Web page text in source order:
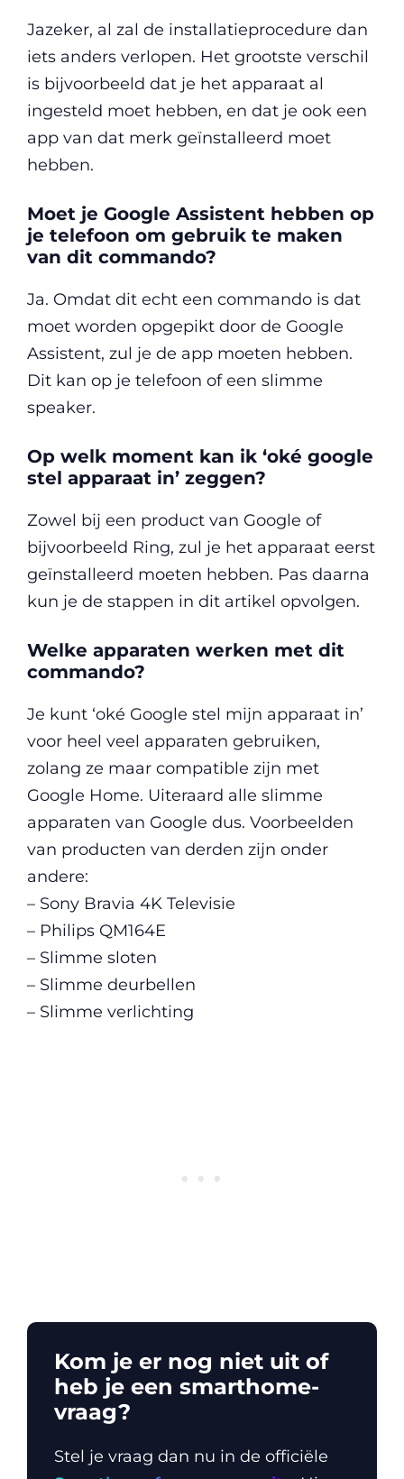
Jazeker, al zal de installatieprocedure dan
iets anders verlopen. Het grootste verschil
is bijvoorbeeld dat je het apparaat al
ingesteld moet hebben, en dat je ook een
app van dat merk geïnstalleerd moet
hebben.
Moet je Google Assistent hebben op
je telefoon om gebruik te maken
van dit commando?
Ja. Omdat dit echt een commando is dat
moet worden opgepikt door de Google
Assistent, zul je de app moeten hebben.
Dit kan op je telefoon of een slimme
speaker.
Op welk moment kan ik ‘oké google
stel apparaat in’ zeggen?
Zowel bij een product van Google of
bijvoorbeeld Ring, zul je het apparaat eerst
geïnstalleerd moeten hebben. Pas daarna
kun je de stappen in dit artikel opvolgen.
Welke apparaten werken met dit
commando?
Je kunt ‘oké Google stel mijn apparaat in’
voor heel veel apparaten gebruiken,
zolang ze maar compatible zijn met
Google Home. Uiteraard alle slimme
apparaten van Google dus. Voorbeelden
van producten van derden zijn onder
andere:
– Sony Bravia 4K Televisie
– Philips QM164E
– Slimme sloten
– Slimme deurbellen
– Slimme verlichting
Kom je er nog niet uit of
heb je een smarthome-
vraag?
Stel je vraag dan nu in de officiële